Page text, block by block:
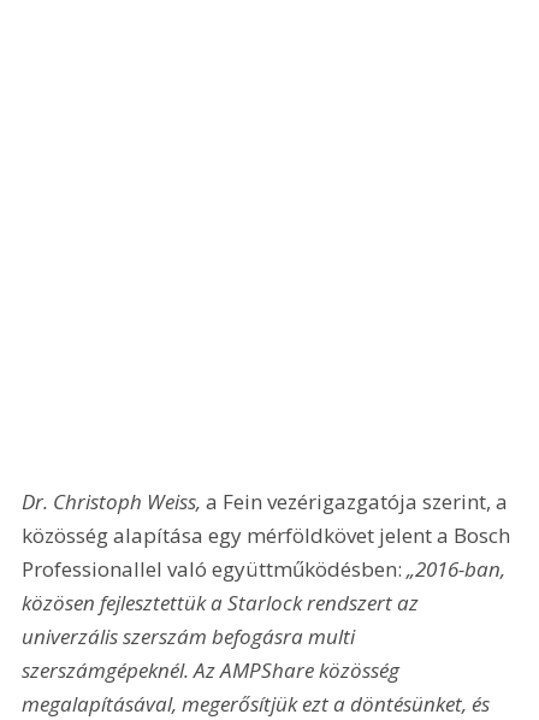
Dr. Christoph Weiss, a Fein vezérigazgatója szerint, a
közösség alapítása egy mérföldkövet jelent a Bosch
Professionallel való együttműködésben: „2016-ban,
közösen fejlesztettük a Starlock rendszert az
univerzális szerszám befogásra multi
szerszámgépeknél. Az AMPShare közösség
megalapításával, megerősítjük ezt a döntésünket, és